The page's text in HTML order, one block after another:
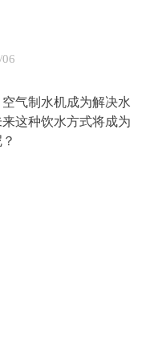
气制水机成为解决水
这种饮水方式将成为
？